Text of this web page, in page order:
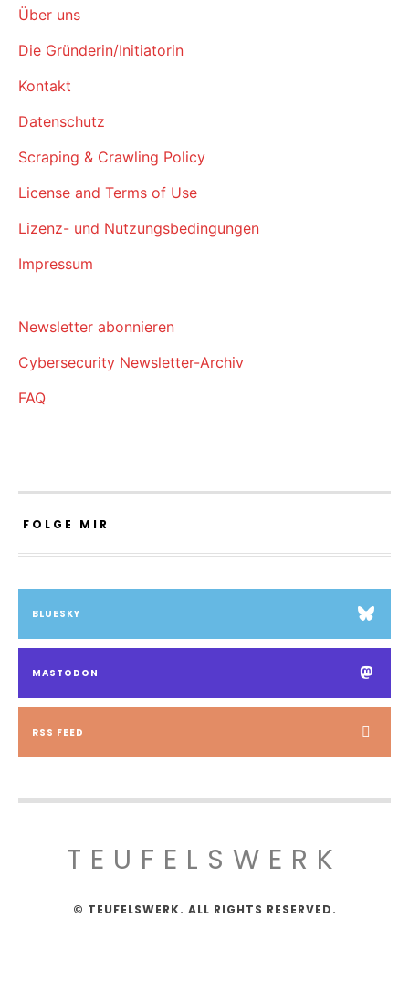
Über uns
Die Gründerin/Initiatorin
Kontakt
Datenschutz
Scraping & Crawling Policy
License and Terms of Use
Lizenz- und Nutzungsbedingungen
Impressum
Newsletter abonnieren
Cybersecurity Newsletter-Archiv
FAQ
FOLGE MIR
BLUESKY
MASTODON
RSS FEED
TEUFELSWERK
© TEUFELSWERK. ALL RIGHTS RESERVED.